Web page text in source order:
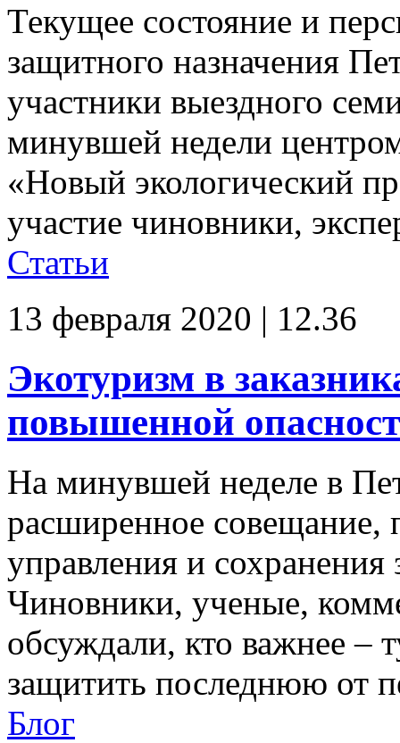
Текущее состояние и
защитного назначения
участники выездного
минувшей недели
«Новый экологический
участие чиновники,
Статьи
13 февраля 2020 | 12.36
Экотуризм в
повышенной
На минувшей неделе в
расширенное совещание,
управления и сохранения
Чиновники, ученые,
обсуждали, кто важнее –
защитить последнюю от
Блог